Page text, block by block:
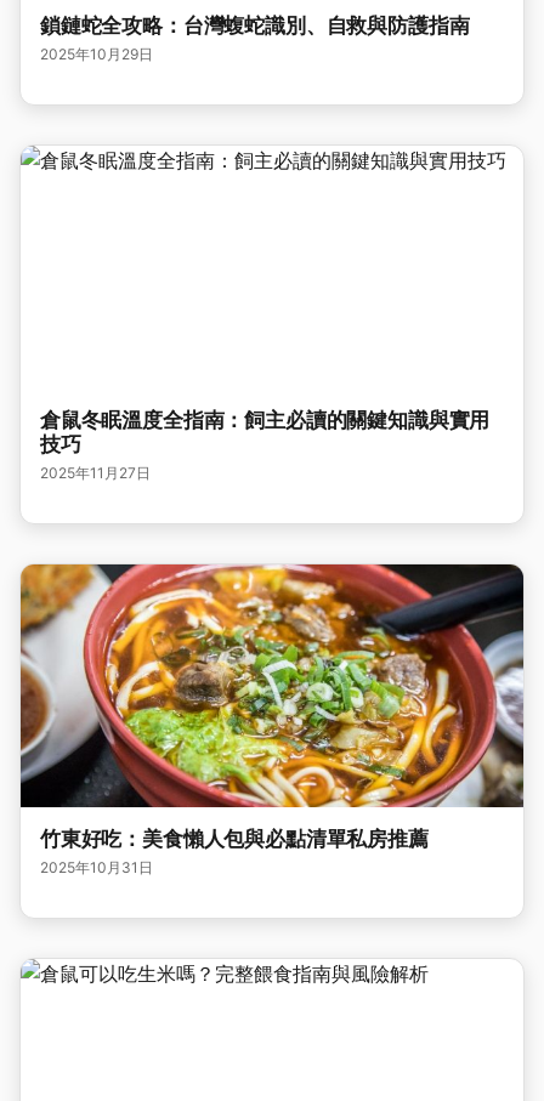
鎖鏈蛇全攻略：台灣蝮蛇識別、自救與防護指南
2025年10月29日
倉鼠冬眠溫度全指南：飼主必讀的關鍵知識與實用
技巧
2025年11月27日
竹東好吃：美食懶人包與必點清單私房推薦
2025年10月31日